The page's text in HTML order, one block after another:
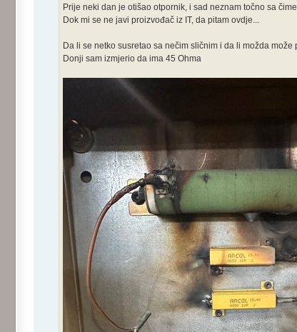
Prije neki dan je otišao otpornik, i sad neznam točno sa
Dok mi se ne javi proizvođač iz IT, da pitam ovdje...
Da li se netko susretao sa nečim sličnim i da li možda
Donji sam izmjerio da ima 45 Ohma